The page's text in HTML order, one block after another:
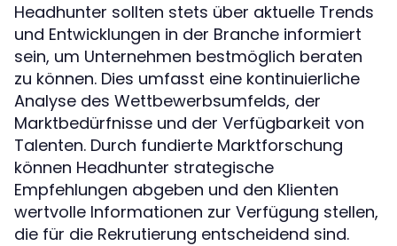
Headhunter sollten stets über aktuelle Trends
und Entwicklungen in der Branche informiert
sein, um Unternehmen bestmöglich beraten
zu können. Dies umfasst eine kontinuierliche
Analyse des Wettbewerbsumfelds, der
Marktbedürfnisse und der Verfügbarkeit von
Talenten. Durch fundierte Marktforschung
können Headhunter strategische
Empfehlungen abgeben und den Klienten
wertvolle Informationen zur Verfügung stellen,
die für die Rekrutierung entscheidend sind.